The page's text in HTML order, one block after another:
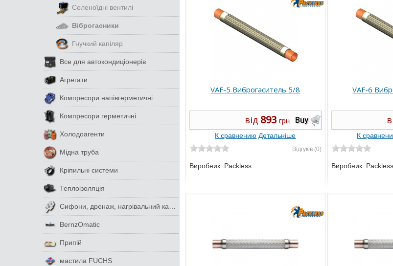
VAF-5 Виброгаситель 5/8
Buy
від 893 грн
К сравнению Детальніше
Відгуків (0)
Виробник: Packless
VAF-6
К
Виробник: Packless
Соленоїдні вентилі
Віброгасники
Гнучкий капіляр
Все для автокондиціонерів
Агрегати
Компресори напівгерметичні
Компресори герметичні
Холодоагенти
Мідна труба
Кріпильні системи
Теплоізоляція
Сифони, дренаж, нагрівальний кабель
BernzOmatic
Припій
мастила FUCHS